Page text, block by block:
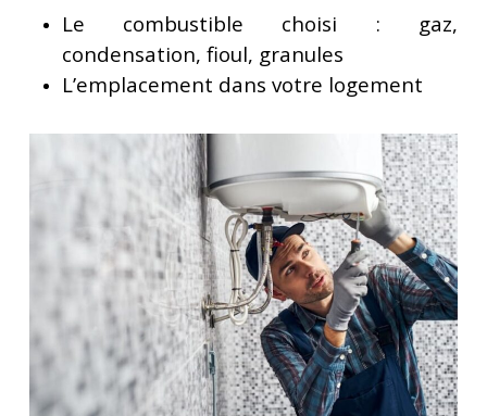
Le combustible choisi : gaz,
condensation, fioul, granules
L’emplacement dans votre logement